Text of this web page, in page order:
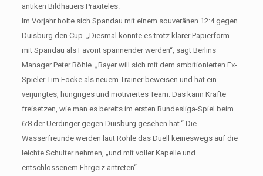
antiken Bildhauers Praxiteles.
Im Vorjahr holte sich Spandau mit einem souveränen 12:4 gegen
Duisburg den Cup. „Diesmal könnte es trotz klarer Papierform
mit Spandau als Favorit spannender werden“, sagt Berlins
Manager Peter Röhle. „Bayer will sich mit dem ambitionierten Ex-
Spieler Tim Focke als neuem Trainer beweisen und hat ein
verjüngtes, hungriges und motiviertes Team. Das kann Kräfte
freisetzen, wie man es bereits im ersten Bundesliga-Spiel beim
6:8 der Uerdinger gegen Duisburg gesehen hat.“ Die
Wasserfreunde werden laut Röhle das Duell keineswegs auf die
leichte Schulter nehmen, „und mit voller Kapelle und
entschlossenem Ehrgeiz antreten“.